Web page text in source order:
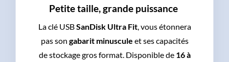
Petite taille, grande puissance
La clé USBSanDisk Ultra Fit, vous étonnera
pas son gabarit minuscule et ses capacités
de stockage gros format. Disponible de 16 à